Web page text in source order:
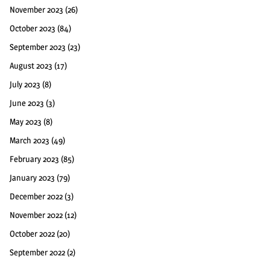
November 2023 (26)
October 2023 (84)
September 2023 (23)
August 2023 (17)
July 2023 (8)
June 2023 (3)
May 2023 (8)
March 2023 (49)
February 2023 (85)
January 2023 (79)
December 2022 (3)
November 2022 (12)
October 2022 (20)
September 2022 (2)